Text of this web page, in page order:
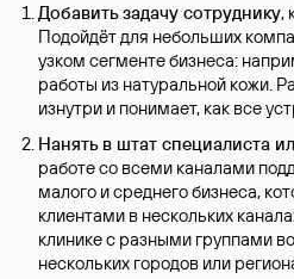
Добавить задачу сотруднику,
Подойдёт для небольших
узком сегменте бизнеса:
работы из натуральной кожи.
изнутри и понимает, как все
Нанять в штат специалиста
работе со всеми каналами
малого и среднего бизнеса,
клиентами в нескольких
клинике с разными группами
нескольких городов или